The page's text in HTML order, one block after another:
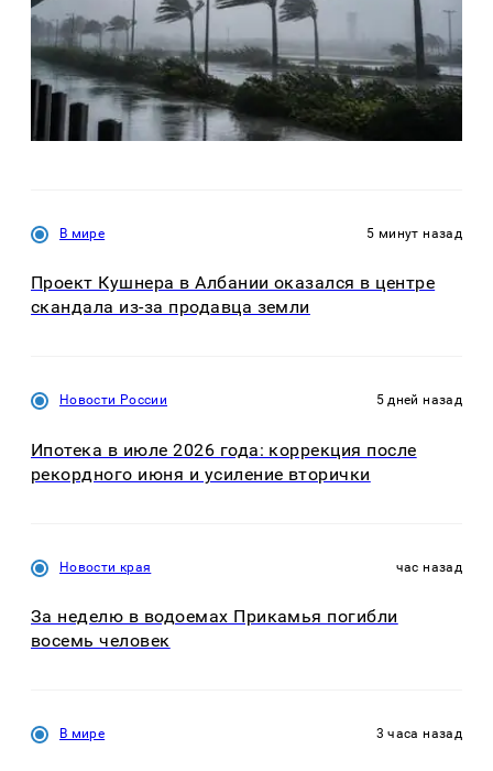
В мире 5 минут назад
Проект Кушнера в Албании оказался в центре
скандала из-за продавца земли
Новости России 5 дней назад
Ипотека в июле 2026 года: коррекция после
рекордного июня и усиление вторички
Новости края час назад
За неделю в водоемах Прикамья погибли
восемь человек
В мире 3 часа назад